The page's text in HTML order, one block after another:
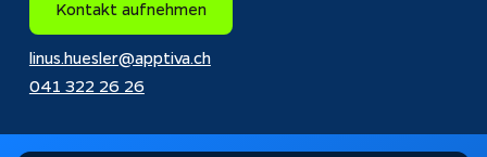
Kontakt aufnehmen
linus.huesler@apptiva.ch
041 322 26 26